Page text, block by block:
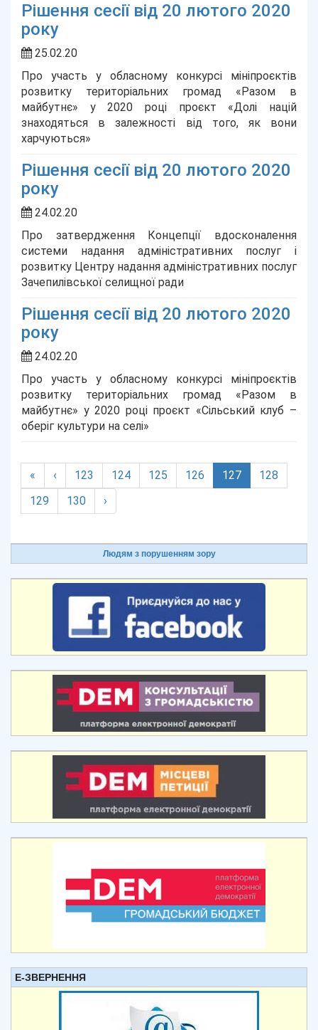
Рішення сесії від 20 лютого 2020
року
25.02.20
Про участь у обласному конкурсі мініпроєктів
розвитку територіальних громад «Разом в
майбутнє» у 2020 році проєкт «Долі націй
знаходяться в залежності від того, як вони
харчуються»
Рішення сесії від 20 лютого 2020
року
24.02.20
Про затвердження Концепції вдосконалення
системи надання адміністративних послуг і
розвитку Центру надання адміністративних послуг
Зачепилівської селищної ради
Рішення сесії від 20 лютого 2020
року
24.02.20
Про участь у обласному конкурсі мініпроєктів
розвитку територіальних громад «Разом в
майбутнє» у 2020 році проєкт «Сільський клуб –
оберіг культури на селі»
« ‹ 123 124 125 126 127(current)
128
129
130 ›
Людям з порушенням зору
Е-ЗВЕРНЕННЯ